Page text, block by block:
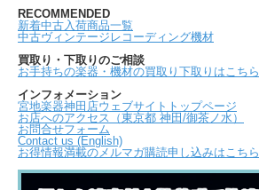
RECOMMENDED
新着中古入荷商品一覧
中古ヴィンテージレコーディング機材
買取り・下取りのご相談
お手持ちの楽器・機材の買取り下取りはこちら
インフォメーション
宮地楽器神田店ウェブサイトトップページ
お店へのアクセス（東京都 神田/御茶ノ水）
お問合せフォーム
Contact us (English)
お得情報満載のメルマガ購読申し込みはこちら